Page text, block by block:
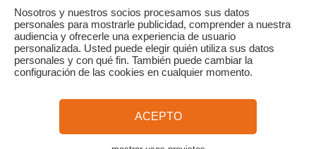
¿Quiénes somos?
Condiciones generales y política de privacidad
Lo que la prensa dice de nosotros
Socios FAQ Blog Mapa del sitio
Pago seguro dirigido por Sooyoos
¿Necesitas ayuda?
Nosotros y nuestros socios procesamos sus datos
personales para mostrarle publicidad, comprender a nuestra
audiencia y ofrecerle una experiencia de usuario
personalizada. Usted puede elegir quién utiliza sus datos
personales y con qué fin. También puede cambiar la
configuración de las cookies en cualquier momento.
ACEPTO